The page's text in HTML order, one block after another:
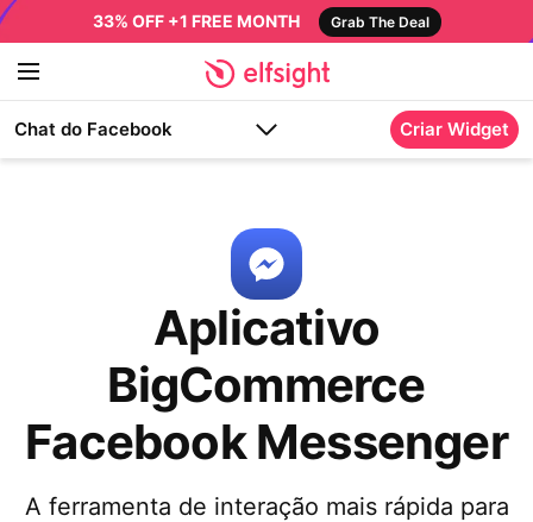
33% OFF +1 FREE MONTH Grab The Deal
Chat do Facebook Criar Widget
Aplicativo
BigCommerce
Facebook Messenger
A ferramenta de interação mais rápida para